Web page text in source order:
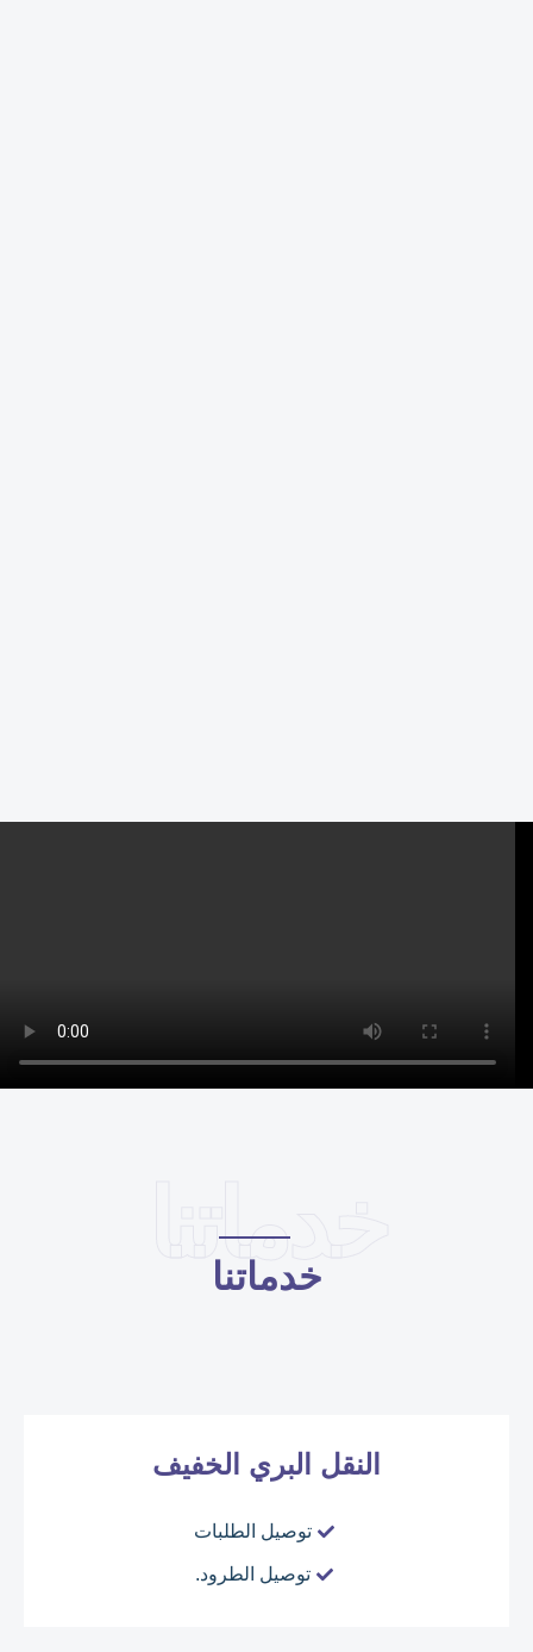
خدماتنا
خدماتنا
النقل البري الخفيف
توصيل الطلبات
توصيل الطرود.